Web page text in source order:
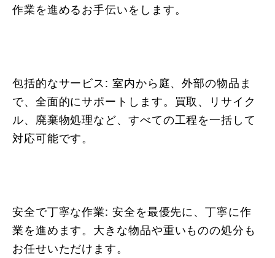
作業を進めるお手伝いをします。
包括的なサービス: 室内から庭、外部の物品ま
で、全面的にサポートします。買取、リサイク
ル、廃棄物処理など、すべての工程を一括して
対応可能です。
安全で丁寧な作業: 安全を最優先に、丁寧に作
業を進めます。大きな物品や重いものの処分も
お任せいただけます。